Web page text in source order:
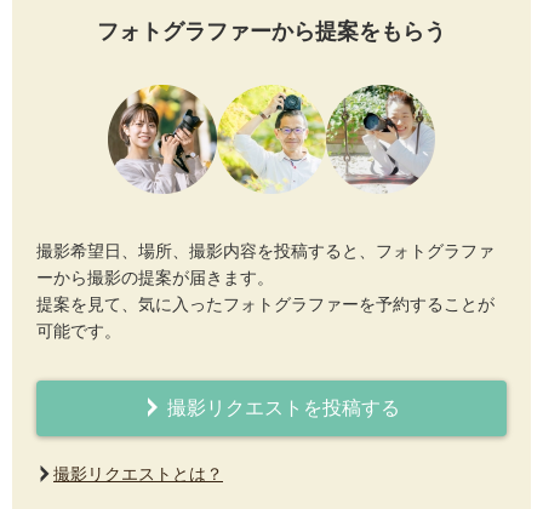
フォトグラファーから提案をもらう
撮影希望日、場所、撮影内容を投稿すると、フォトグラファ
ーから撮影の提案が届きます。
提案を見て、気に入ったフォトグラファーを予約することが
可能です。
撮影リクエストを投稿する
撮影リクエストとは？